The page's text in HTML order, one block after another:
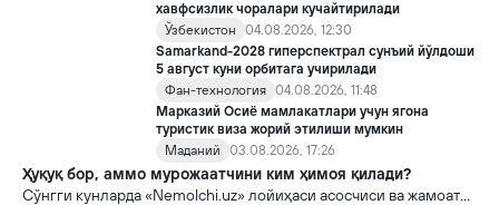
хавфсизлик чоралари кучайтирилади
Ўзбекистон
04.08.2026, 12:30
Samarkand-2028 гиперспектрал сунъий йўлдоши
5 август куни орбитага учирилади
Фан-технология 04.08.2026, 11:48
Марказий Осиё мамлакатлари учун ягона
туристик виза жорий этилиши мумкин
Маданий
03.08.2026, 17:26
Ҳуқуқ бор, аммо мурожаатчини ким ҳимоя қилади?
Сўнгги кунларда «Nemolchi.uz» лойиҳаси асосчиси ва жамоат